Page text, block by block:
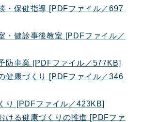
・保健指導 [PDFファイル／697
・健診事後教室 [PDFファイル／
防事業 [PDFファイル／577KB]
健康づくり [PDFファイル／346
り [PDFファイル／423KB]
ける健康づくりの推進 [PDFファ